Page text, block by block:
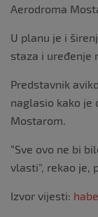
Aerodroma
U planu je i
staza i uređenje
Predstavnik
naglasio kako je
Mostarom.
“Sve ovo ne bi
vlasti”, rekao je,
Izvor vijesti: